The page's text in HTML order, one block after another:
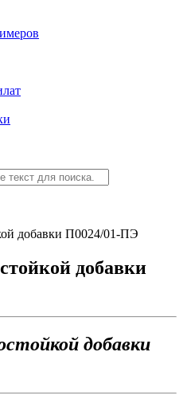
добавки П0024/01-ПЭ
добавки
добавки